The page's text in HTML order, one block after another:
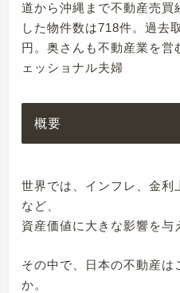
道から沖縄まで不動産売買
した物件数は718件。過去
円。奥さんも不動産業を営
ェッショナル夫婦
概要
世界では、インフレ、金利
など、
資産価値に大きな影響を与
その中で、日本の不動産
か。